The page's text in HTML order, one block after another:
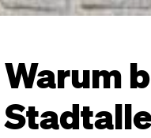
Warum